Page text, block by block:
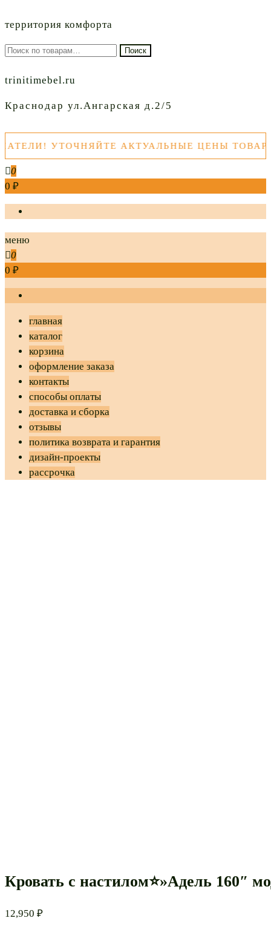
территория комфорта
Искать: Поиск
trinitimebel.ru
Краснодар ул.Ангарская д.2/5
УТОЧНЯЙТЕ АКТУАЛЬНЫЕ ЦЕНЫ ТОВАРОВ
0
0 ₽
меню
0
0 ₽
главная
каталог
корзина
оформление заказа
контакты
способы оплаты
доставка и сборка
отзывы
политика возврата и гарантия
дизайн-проекты
рассрочка
Кровать с настилом⭐»Адель 160″
12,950 ₽